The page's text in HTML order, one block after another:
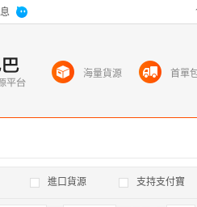
進口貨源 支持支付寶
海量貨源 首單